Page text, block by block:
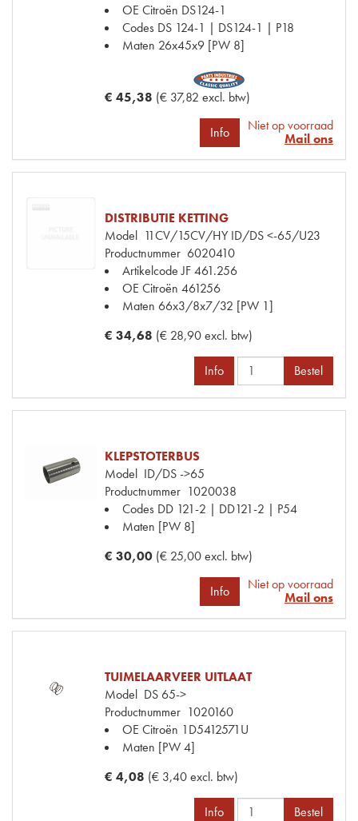
OE Citroën DS124-1
Codes DS 124-1 | DS124-1 | P18
Maten 26x45x9 [PW 8]
€ 45,38 (€ 37,82 excl. btw)
Info
Niet op voorraad
Mail ons
DISTRIBUTIE KETTING
Model 11CV/15CV/HY ID/DS <-65/U23
Productnummer 6020410
Artikelcode JF461.256
OE Citroën 461256
Maten 66x3/8x7/32 [PW 1]
€ 34,68 (€ 28,90 excl. btw)
Info Bestel
KLEPSTOTERBUS
Model ID/DS ->65
Productnummer 1020038
Codes DD 121-2 | DD121-2 | P54
Maten [PW 8]
€ 30,00 (€ 25,00 excl. btw)
Info
Niet op voorraad
Mail ons
TUIMELAARVEER UITLAAT
Model DS 65->
Productnummer 1020160
OE Citroën 1D5412571U
Maten [PW 4]
€ 4,08 (€ 3,40 excl. btw)
Info Bestel